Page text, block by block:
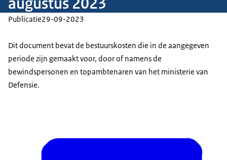
Publicatie29-09-2023
Dit document bevat de bestuurskosten die in de aangegeven
periode zijn gemaakt voor, door of namens de
bewindspersonen en topambtenaren van het ministerie van
Defensie.